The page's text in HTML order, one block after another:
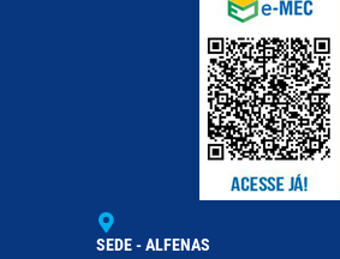
SEDE - ALFENAS